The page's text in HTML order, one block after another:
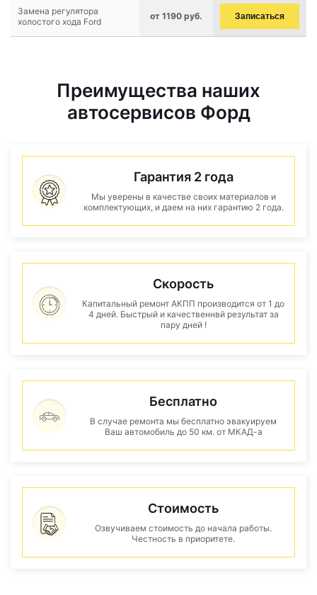
Замена регулятора
холостого хода Ford
от 1190 руб. Записаться
Преимущества наших
автосервисов Форд
Гарантия 2 года
Мы уверены в качестве своих материалов и
комплектующих, и даем на них гарантию 2 года.
Скорость
Капитальный ремонт АКПП производится от 1 до
4 дней. Быстрый и качественнвй результат за
пару дней !
Бесплатно
В случае ремонта мы бесплатно эвакуируем
Ваш автомобиль до 50 км. от МКАД-а
Стоимость
Озвучиваем стоимость до начала работы.
Честность в приоритете.